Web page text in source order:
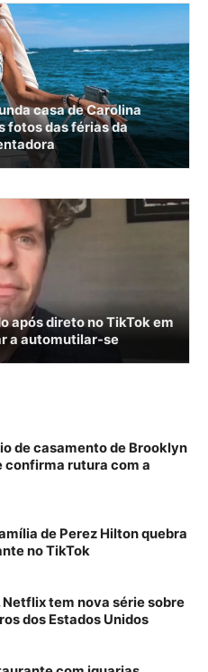
casa de Carolina
fotos das férias da
após direto no TikTok em
a automutilar-se
de casamento de Brooklyn
confirma rutura com a
de Perez Hilton quebra
no TikTok
Netflix tem nova série sobre
dos Estados Unidos